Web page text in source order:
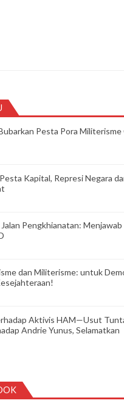
Pesta Pora Militerisme
Kapital, Represi Negara
Jalan Pengkhianatan:
dan Militerisme: untuk
Aktivis HAM—Usut
Andrie Yunus, Selamatkan